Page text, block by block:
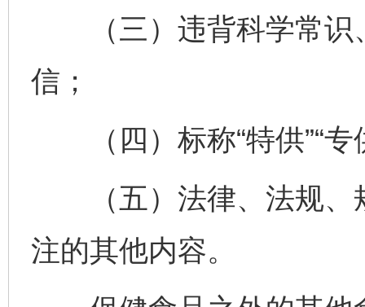
（三）违背科学常识
信；
（四）标称“特供”“专
（五）法律、法规、
注的其他内容。